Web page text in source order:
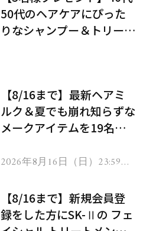
50代のヘアケアにぴった
りなシャンプー＆トリート
【8/16まで】最新ヘアミ
ルク＆夏でも崩れ知らずな
メークアイテムを19名様
2026年8月16日（日）23:59ま
【8/16まで】新規会員登
録をした方にSK-Ⅱの フェ